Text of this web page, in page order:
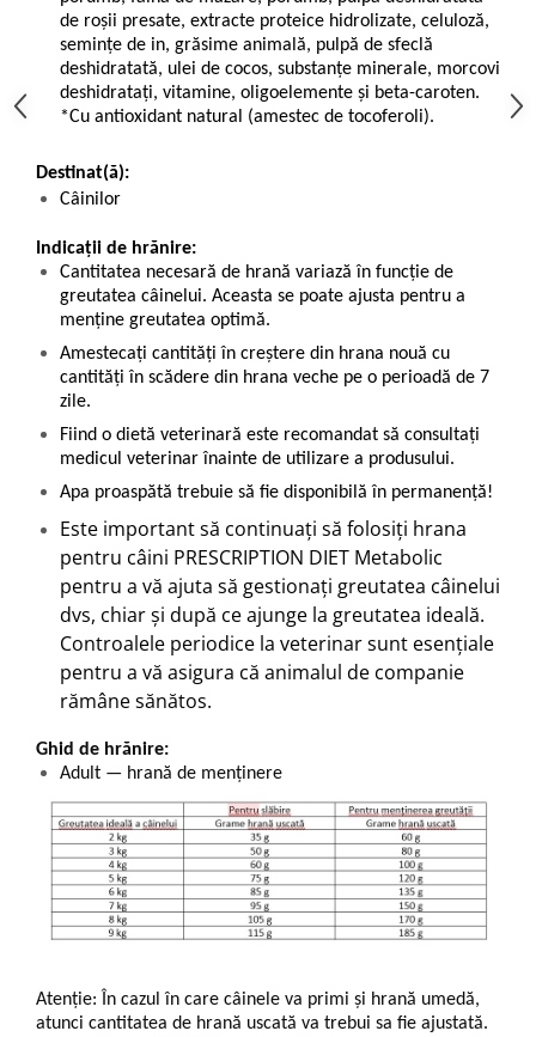
de roșii presate, extracte proteice hidrolizate, celuloză,
seminţe de in, grăsime animală, pulpă de sfeclă
deshidratată, ulei de cocos, substanţe minerale, morcovi
deshidrataţi, vitamine, oligoelemente şi beta-caroten.
*Cu antioxidant natural (amestec de tocoferoli).
Destinat(ă):
Câinilor
Indicații de hrănire:
Cantitatea necesară de hrană variază în funcție de
greutatea câinelui. Aceasta se poate ajusta pentru a
menține greutatea optimă.
Amestecați cantități în creștere din hrana nouă cu
cantități în scădere din hrana veche pe o perioadă de 7
zile.
Fiind o dietă veterinară este recomandat să consultați
medicul veterinar înainte de utilizare a produsului.
Apa proaspătă trebuie să fie disponibilă în permanență!
Este important să continuaţi să folosiţi hrana
pentru câini PRESCRIPTION DIET Metabolic
pentru a vă ajuta să gestionaţi greutatea câinelui
dvs, chiar şi după ce ajunge la greutatea ideală.
Controalele periodice la veterinar sunt esenţiale
pentru a vă asigura că animalul de companie
rămâne sănătos.
Ghid de hrănire:
Adult — hrană de menținere
Atenție: În cazul în care câinele va primi și hrană umedă,
atunci cantitatea de hrană uscată va trebui sa fie ajustată.